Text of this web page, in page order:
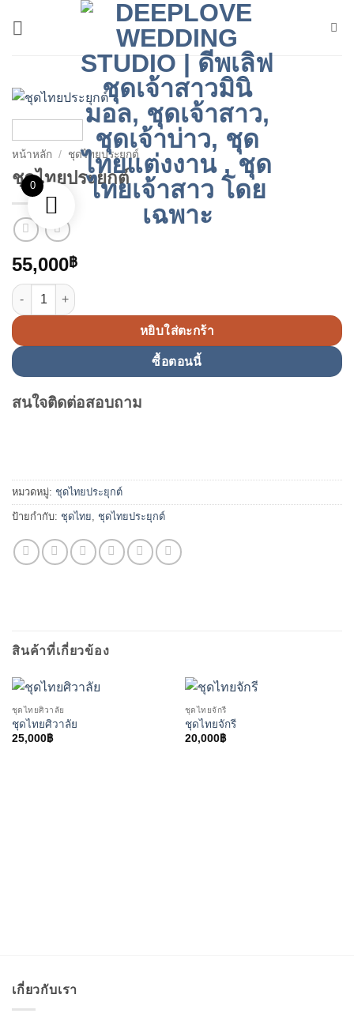
หน้าหลัก / ชุดไทยประยุกต์
ชุดไทยประยุกต์
55,000฿
จำนวน ชุดไทยประยุกต์ ชิ้น
หยิบใส่ตะกร้า
ซื้อตอนนี้
สนใจติดต่อสอบถาม
หมวดหมู่: ชุดไทยประยุกต์
ป้ายกำกับ: ชุดไทย, ชุดไทยประยุกต์
สินค้าที่เกี่ยวข้อง
ชุดไทยศิวาลัย
ชุดไทยศิวาลัย
25,000฿
ชุดไทยจักรี
ชุดไทยจักรี
20,000฿
เกี่ยวกับเรา
0